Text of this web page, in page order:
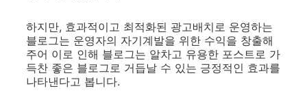
하지만, 효과적이고 최적화된 광고배치로 운영하는
블로그는 운영자의 자기계발을 위한 수익을 창출해
주어 이로 인해 블로그는 알차고 유용한 포스트로 가
득찬 좋은 블로그로 거듭날 수 있는 긍정적인 효과를
나타낸다고 봅니다.